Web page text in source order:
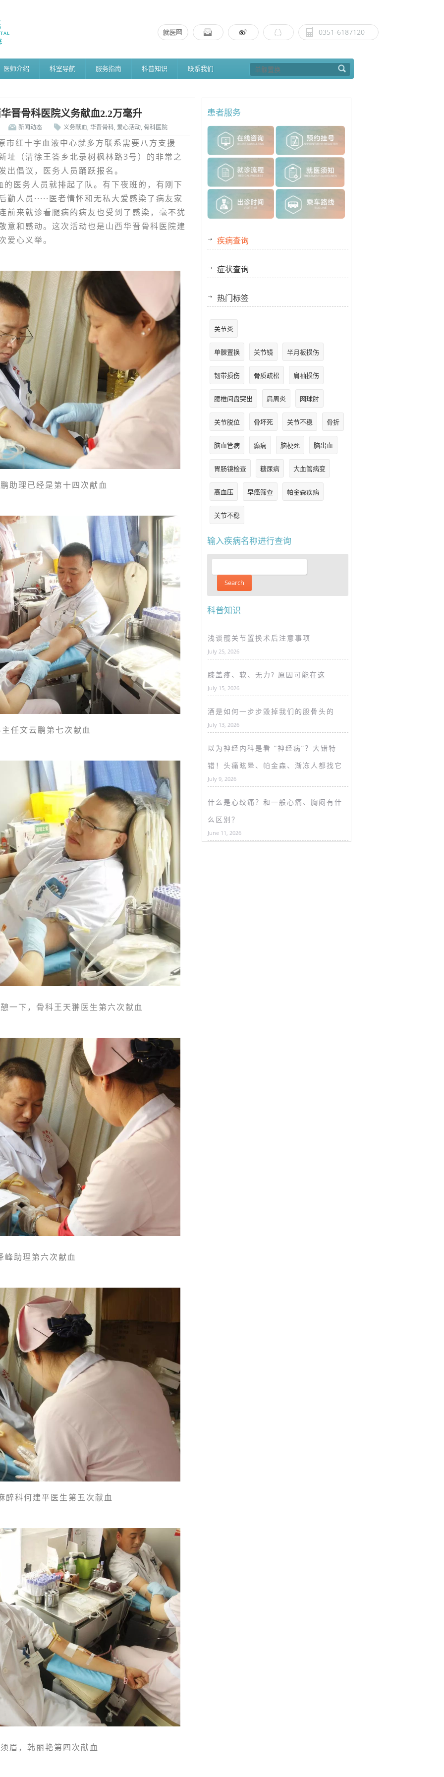
0351-6187120
医师介绍 科室导航 服务指南 科普知识 联系我们
晋骨科医院义务献血2.2万毫升
新闻动态 义务献血, 华晋骨科, 爱心活动, 骨科医院
市红十字血液中心就多方联系需要八方支援
址（清徐王答乡北录树枫林路3号）的非常之
倡议，医务人员踊跃报名。
医务人员就排起了队。有下夜班的，有刚下
人员·····医者情怀和无私大爱感染了病友家
前来就诊看腿病的病友也受到了感染，毫不犹
意和感动。这次活动也是山西华晋骨科医院建
爱心义举。
助理已经是第十四次献血
任文云鹏第七次献血
一下，骨科王天翀医生第六次献血
峰助理第六次献血
醉科何建平医生第五次献血
眉，韩丽艳第四次献血
患者服务
疾病查询
症状查询
热门标签
关节炎
单髁置换 关节镜 半月板损伤
韧带损伤 骨质疏松 肩袖损伤
腰椎间盘突出 肩周炎 网球肘
关节脱位 骨坏死 关节不稳 骨折
脑血管病 癫痫 脑梗死 脑出血
胃肠镜检查 糖尿病 大血管病变
高血压 早癌筛查 帕金森疾病
关节不稳
输入疾病名称进行查询
科普知识
浅谈髋关节置换术后注意事项
July 25, 2026
膝盖疼、软、无力? 原因可能在这
July 15, 2026
酒是如何一步步毁掉我们的股骨头的
July 13, 2026
以为神经内科是看 “神经病”？大错特
错！头痛眩晕、帕金森、渐冻人都找它
July 9, 2026
什么是心绞痛？和一般心痛、胸闷有什
么区别？
June 11, 2026